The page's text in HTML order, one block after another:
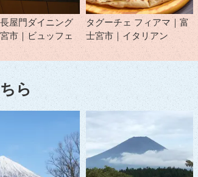
屋門ダイニング
宮市｜ビュッフェ
タグーチェ フィアマ｜富
士宮市｜イタリアン
ら